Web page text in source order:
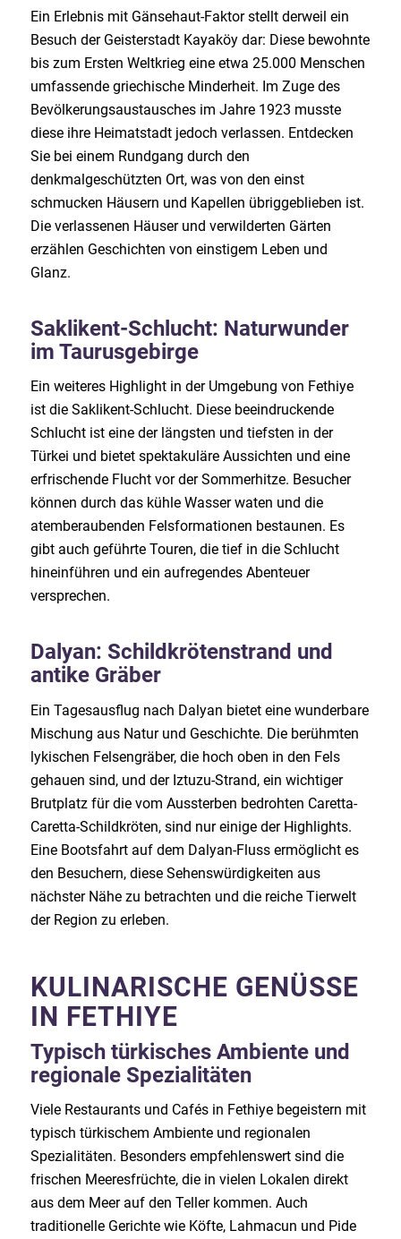
Ein Erlebnis mit Gänsehaut-Faktor stellt derweil ein
Besuch der Geisterstadt Kayaköy dar: Diese bewohnte
bis zum Ersten Weltkrieg eine etwa 25.000 Menschen
umfassende griechische Minderheit. Im Zuge des
Bevölkerungsaustausches im Jahre 1923 musste
diese ihre Heimatstadt jedoch verlassen. Entdecken
Sie bei einem Rundgang durch den
denkmalgeschützten Ort, was von den einst
schmucken Häusern und Kapellen übriggeblieben ist.
Die verlassenen Häuser und verwilderten Gärten
erzählen Geschichten von einstigem Leben und
Glanz.
Saklikent-Schlucht: Naturwunder
im Taurusgebirge
Ein weiteres Highlight in der Umgebung von Fethiye
ist die Saklikent-Schlucht. Diese beeindruckende
Schlucht ist eine der längsten und tiefsten in der
Türkei und bietet spektakuläre Aussichten und eine
erfrischende Flucht vor der Sommerhitze. Besucher
können durch das kühle Wasser waten und die
atemberaubenden Felsformationen bestaunen. Es
gibt auch geführte Touren, die tief in die Schlucht
hineinführen und ein aufregendes Abenteuer
versprechen.
Dalyan: Schildkrötenstrand und
antike Gräber
Ein Tagesausflug nach Dalyan bietet eine wunderbare
Mischung aus Natur und Geschichte. Die berühmten
lykischen Felsengräber, die hoch oben in den Fels
gehauen sind, und der Iztuzu-Strand, ein wichtiger
Brutplatz für die vom Aussterben bedrohten Caretta-
Caretta-Schildkröten, sind nur einige der Highlights.
Eine Bootsfahrt auf dem Dalyan-Fluss ermöglicht es
den Besuchern, diese Sehenswürdigkeiten aus
nächster Nähe zu betrachten und die reiche Tierwelt
der Region zu erleben.
KULINARISCHE GENÜSSE
IN FETHIYE
Typisch türkisches Ambiente und
regionale Spezialitäten
Viele Restaurants und Cafés in Fethiye begeistern mit
typisch türkischem Ambiente und regionalen
Spezialitäten. Besonders empfehlenswert sind die
frischen Meeresfrüchte, die in vielen Lokalen direkt
aus dem Meer auf den Teller kommen. Auch
traditionelle Gerichte wie Köfte, Lahmacun und Pide